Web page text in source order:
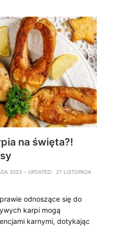
na święta?!
2023 UPDATED:
27 LISTOPADA
odnoszące się do
karpi mogą
karnymi, dotykając